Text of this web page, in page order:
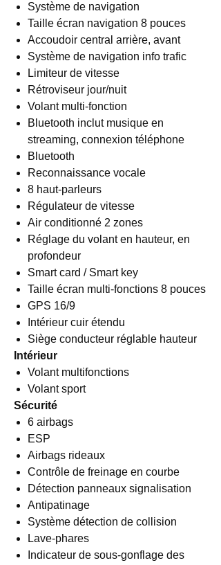
Système de navigation
Taille écran navigation 8 pouces
Accoudoir central arrière, avant
Système de navigation info trafic
Limiteur de vitesse
Rétroviseur jour/nuit
Volant multi-fonction
Bluetooth inclut musique en
streaming, connexion téléphone
Bluetooth
Reconnaissance vocale
8 haut-parleurs
Régulateur de vitesse
Air conditionné 2 zones
Réglage du volant en hauteur, en
profondeur
Smart card / Smart key
Taille écran multi-fonctions 8 pouces
GPS 16/9
Intérieur cuir étendu
Siège conducteur réglable hauteur
Intérieur
Volant multifonctions
Volant sport
Sécurité
6 airbags
ESP
Airbags rideaux
Contrôle de freinage en courbe
Détection panneaux signalisation
Antipatinage
Système détection de collision
Lave-phares
Indicateur de sous-gonflage des